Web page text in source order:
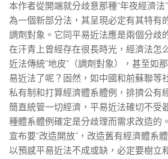
本作者從開端就分歧意那種“年夜經濟
為一個新部分法，其呈現必定有其特有
調劑對象。它同平易近法應是兩個分歧
在汗青上曾經存在很長時光，經濟法怎
近法傳統“地皮”（調劑對象），甚至如
易近法了呢？固然，如中國和前蘇聯等
私有制和打算經濟體系體例，排擠公有
簡直統管一切經濟，平易近法確切不受
種體系體例確定是分歧理而需求改造的
宣布要“改造開放”，改造舊有經濟體系
以預感平易近法不成或缺，必定要樹立